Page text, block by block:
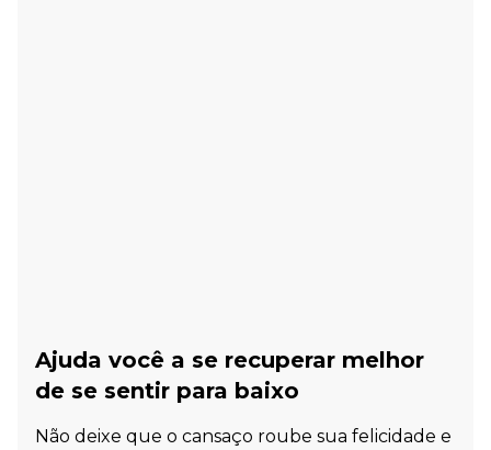
Ajuda você a se recuperar melhor
de se sentir para baixo
Não deixe que o cansaço roube sua felicidade e